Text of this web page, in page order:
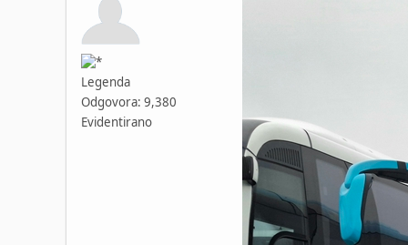
Legenda
Odgovora: 9,380
Evidentirano